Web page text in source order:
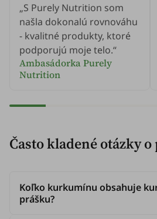
„S Purely Nutrition som
našla dokonalú rovnováhu
- kvalitné produkty, ktoré
podporujú moje telo.“
Ambasádorka Purely
Nutrition
Často kladené otázky
Koľko kurkumínu obsahuje
prášku?